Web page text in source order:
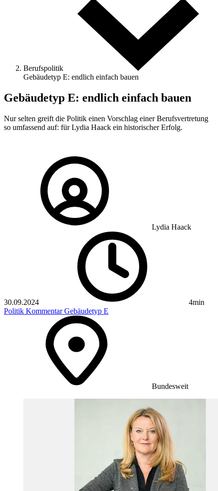
Berufspolitik
Gebäudetyp E: endlich einfach bauen
Gebäudetyp E: endlich einfach bauen
Nur selten greift die Politik einen Vorschlag einer Berufsvertretung
so umfassend auf: für Lydia Haack ein historischer Erfolg.
Lydia Haack
30.09.2024
4min
Politik KommentarGebäudetyp E
Bundesweit